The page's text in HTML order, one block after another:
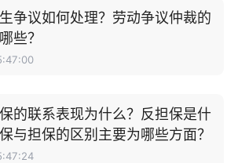
争议如何处理？劳动争议仲裁的
些？
的联系表现为什么？反担保是什
与担保的区别主要为哪些方面？